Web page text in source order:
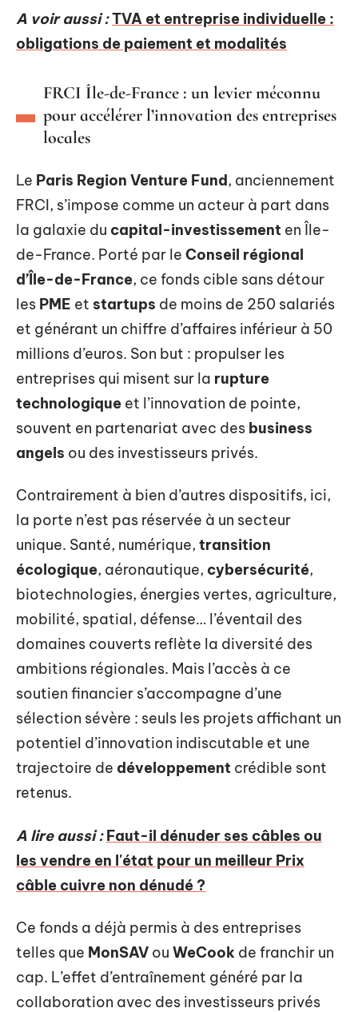
A voir aussi :TVA et entreprise individuelle :
obligations de paiement et modalités
FRCI Île-de-France : un levier méconnu
pour accélérer l’innovation des entreprises
locales
Le Paris Region Venture Fund, anciennement
FRCI, s’impose comme un acteur à part dans
la galaxie du capital-investissement en Île-
de-France. Porté par le Conseil régional
d’Île-de-France, ce fonds cible sans détour
les PME et startups de moins de 250 salariés
et générant un chiffre d’affaires inférieur à 50
millions d’euros. Son but : propulser les
entreprises qui misent sur la rupture
technologique et l’innovation de pointe,
souvent en partenariat avec des business
angels ou des investisseurs privés.
Contrairement à bien d’autres dispositifs, ici,
la porte n’est pas réservée à un secteur
unique. Santé, numérique, transition
écologique, aéronautique, cybersécurité,
biotechnologies, énergies vertes, agriculture,
mobilité, spatial, défense… l’éventail des
domaines couverts reflète la diversité des
ambitions régionales. Mais l’accès à ce
soutien financier s’accompagne d’une
sélection sévère : seuls les projets affichant un
potentiel d’innovation indiscutable et une
trajectoire de développement crédible sont
retenus.
A lire aussi : Faut-il dénuder ses câbles ou
les vendre en l'état pour un meilleur Prix
câble cuivre non dénudé ?
Ce fonds a déjà permis à des entreprises
telles que MonSAV ou WeCook de franchir un
cap. L’effet d’entraînement généré par la
collaboration avec des investisseurs privés